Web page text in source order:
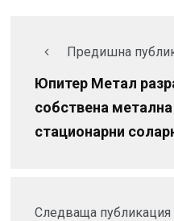
Предишна
Юпитер Метал
собствена
стационарни
Следваща публикация